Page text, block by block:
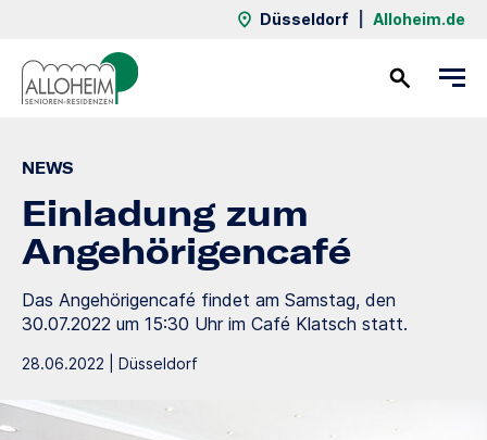
Düsseldorf Alloheim.de
NEWS
Einladung zum
Angehörigencafé
Das Angehörigencafé findet am Samstag, den
30.07.2022 um 15:30 Uhr im Café Klatsch statt.
28.06.2022 | Düsseldorf